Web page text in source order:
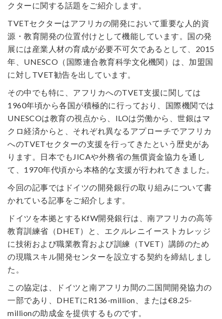
クターに関する話題をご紹介します。
TVETセクターはアフリカの開発において重要な人的資
源・教育開発の位置付けとして機能しています。国の発
展には産業人材の育成が必要不可欠であるとして、2015
年、UNESCO（国際連合教育科学文化機関）は、加盟国
に対しTVET勧告を出しています。
その中でも特に、アフリカへのTVET支援に関しては
1960年頃から各国が積極的に行っており、国際機関では
UNESCOは教育の視点から、ILOは労働から、世銀はマ
クロ経済からと、それぞれ異なるアプローチでアフリカ
へのTVETセクターの支援を行ってきたという歴史があ
ります。日本でもJICAや外務省の無償資金協力を通し
て、1970年代頃から本格的な支援が行われてきました。
今回の記事ではドイツの開発銀行の取り組みについて書
かれている記事をご紹介します。
ドイツを本拠とするKfW開発銀行は、南アフリカの高等
教育訓練省（DHET）と、エクルレニイーストカレッジ
に技術および職業教育および訓練（TVET）講師のため
の現職スキル開発センターを設立する契約を締結しまし
た。
この協定は、ドイツと南アフリカ間の二国間開発協力の
一部であり、DHETにR136-million、または€8.25-
millionの助成金を提供するものです。